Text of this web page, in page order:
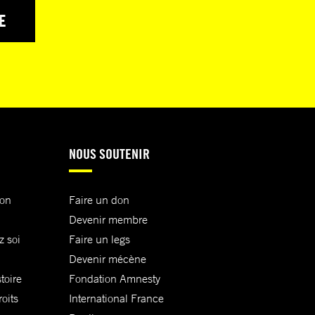
soi
NOUS SOUTENIR
Faire un don
Devenir membre
Faire un legs
Devenir mécène
Fondation Amnesty
International France